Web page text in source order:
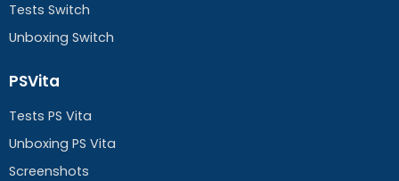
Tests Switch
Unboxing Switch
PSVita
Tests PS Vita
Unboxing PS Vita
Screenshots